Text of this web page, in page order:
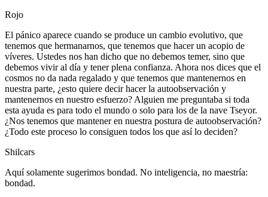
Rojo
El pánico aparece cuando se produce un cambio evolutivo, que
tenemos que hermanarnos, que tenemos que hacer un acopio de
víveres. Ustedes nos han dicho que no debemos temer, sino que
debemos vivir al día y tener plena confianza. Ahora nos dices que el
cosmos no da nada regalado y que tenemos que mantenernos en
nuestra parte, ¿esto quiere decir hacer la autoobservación y
mantenernos en nuestro esfuerzo? Alguien me preguntaba si toda
esta ayuda es para todo el mundo o solo para los de la nave Tseyor.
¿Nos tenemos que mantener en nuestra postura de autoobservación?
¿Todo este proceso lo consiguen todos los que así lo deciden?
Shilcars
Aquí solamente sugerimos bondad. No inteligencia, no maestría:
bondad.